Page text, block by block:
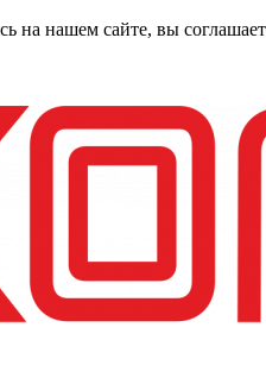
на нашем сайте, вы